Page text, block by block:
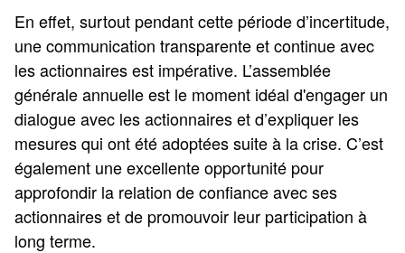
En effet, surtout pendant cette période d’incertitude,
une communication transparente et continue avec
les actionnaires est impérative. L’assemblée
générale annuelle est le moment idéal d'engager un
dialogue avec les actionnaires et d’expliquer les
mesures qui ont été adoptées suite à la crise. C’est
également une excellente opportunité pour
approfondir la relation de confiance avec ses
actionnaires et de promouvoir leur participation à
long terme.